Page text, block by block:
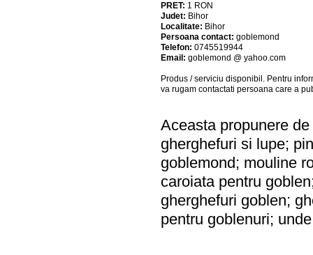
PRET: 1 RON
Judet: Bihor
Localitate: Bihor
Persoana contact: goblemond
Telefon: 0745519944
Email: goblemond @ yahoo.com
Produs / serviciu disponibil . Pentru
va rugam contactati persoana care a
Aceasta propunere
gherghefuri si lupe;
goblemond; mouline
caroiata pentru
gherghefuri goblen;
pentru goblenuri;